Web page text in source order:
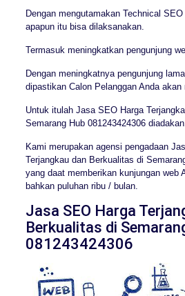
Dengan mengutamakan Technical
apapun itu bisa dilaksanakan.
Termasuk meningkatkan pengunjung
Dengan meningkatnya pengunjung
dipastikan Calon Pelanggan Anda akan
Untuk itulah Jasa SEO Harga
Semarang Hub 081243424306 diadakan.
Kami merupakan agensi pengadaan
Terjangkau dan Berkualitas di
yang daat memberikan kunjungan web
bahkan puluhan ribu / bulan.
Jasa SEO Harga
Berkualitas di
081243424306